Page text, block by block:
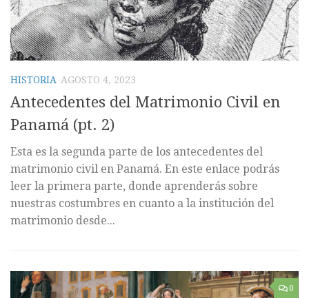
HISTORIA AGOSTO 4, 2023
Antecedentes del Matrimonio Civil en
Panamá (pt. 2)
Esta es la segunda parte de los antecedentes del
matrimonio civil en Panamá. En este enlace podrás
leer la primera parte, donde aprenderás sobre
nuestras costumbres en cuanto a la institución del
matrimonio desde...
0